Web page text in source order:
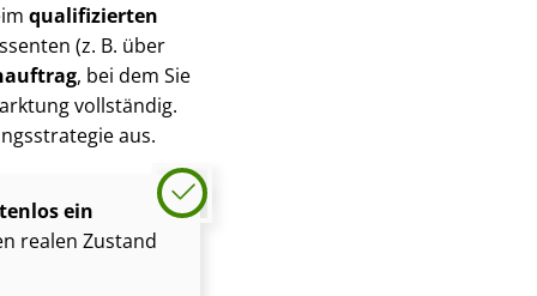
qualifizierten
(z. B. über
, bei dem Sie
vollständig.
aus.
ein
realen Zustand